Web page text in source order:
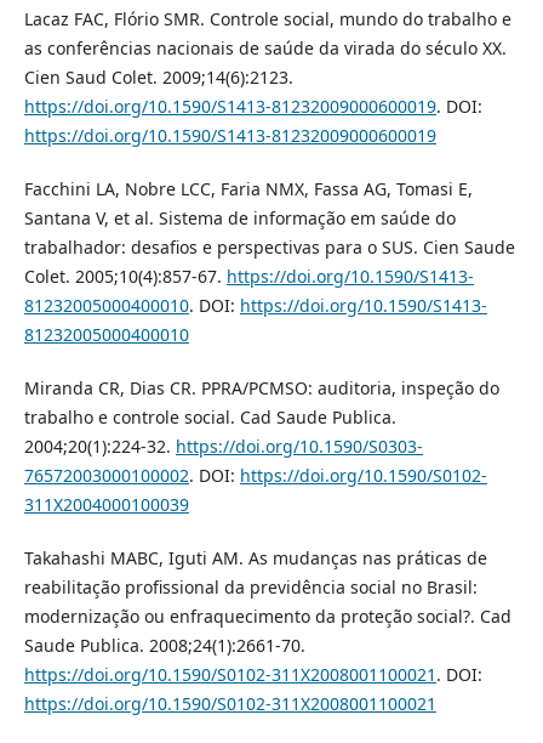
Lacaz FAC, Flório SMR. Controle social, mundo do trabalho e
as conferências nacionais de saúde da virada do século XX.
Cien Saud Colet. 2009;14(6):2123.
https://doi.org/10.1590/S1413-81232009000600019. DOI:
https://doi.org/10.1590/S1413-81232009000600019
Facchini LA, Nobre LCC, Faria NMX, Fassa AG, Tomasi E,
Santana V, et al. Sistema de informação em saúde do
trabalhador: desafios e perspectivas para o SUS. Cien Saude
Colet. 2005;10(4):857-67. https://doi.org/10.1590/S1413-
81232005000400010. DOI: https://doi.org/10.1590/S1413-
81232005000400010
Miranda CR, Dias CR. PPRA/PCMSO: auditoria, inspeção do
trabalho e controle social. Cad Saude Publica.
2004;20(1):224-32. https://doi.org/10.1590/S0303-
76572003000100002. DOI: https://doi.org/10.1590/S0102-
311X2004000100039
Takahashi MABC, Iguti AM. As mudanças nas práticas de
reabilitação profissional da previdência social no Brasil:
modernização ou enfraquecimento da proteção social?. Cad
Saude Publica. 2008;24(1):2661-70.
https://doi.org/10.1590/S0102-311X2008001100021 . DOI:
https://doi.org/10.1590/S0102-311X2008001100021